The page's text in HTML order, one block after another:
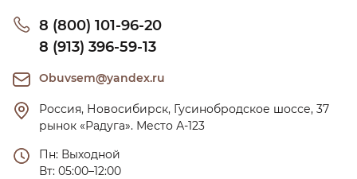
8 (800) 101-96-20
8 (913) 396-59-13
Obuvsem@yandex.ru
Россия, Новосибирск, Гусинобродское шоссе, 37
рынок «Радуга». Место А-123
Пн: Выходной
Вт: 05:00–12:00